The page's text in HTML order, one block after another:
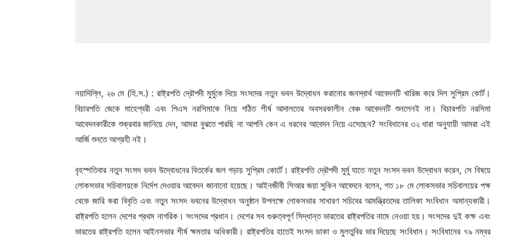
নয়াদিল্লি, ২৬ মে (হি.স.) : রাষ্ট্রপতি দ্রৌপদী মুর্মুকে দিয়ে সংসদের নতুন ভবন উদ্বোধন করানোর জনস্বার্থ আবেদনটি খারিজ করে দিল সুপ্রিম কোর্ট।
বিচারপতি জেকে মাহেশ্বরী এবং পিএস নরসিমাকে নিয়ে গঠিত শীর্ষ আদালতের অবসরকালীন বেঞ্চ আবেদনটি শুনলেনই না। বিচারপতি নরসিমা
আবেদনকারীকে শুক্রবার জানিয়ে দেন, আমরা বুঝতে পারছি না আপনি কেন এ ধরনের আবেদন নিয়ে এসেছেন? সংবিধানের ৩২ ধারা অনুযায়ী আমরা এই
আর্জি শুনতে আগ্রহী নই।
বৃহস্পতিবার নতুন সংসদ ভবন উদ্বোধনের বিতর্কের জল গড়ায় সুপ্রিম কোর্টে। রাষ্ট্রপতি দ্রৌপদী মুর্মু যাতে নতুন সংসদ ভবন উদ্বোধন করেন, সে বিষয়ে
লোকসভার সচিবালয়কে নির্দেশ দেওয়ার আবেদন জানানো হয়েছে। আইনজীবী সিআর জয়া সুকিন আবেদনে বলেন, গত ১৮ মে লোকসভার সচিবালয়ের পক্ষ
থেকে জারি করা বিবৃতি এবং নতুন সংসদ ভবনের উদ্বোধন অনুষ্ঠান উপলক্ষে লোকসভার সাধারণ সচিবের আমন্ত্রিতদের তালিকা সংবিধান অমান্যকারী।
রাষ্ট্রপতি হলেন দেশের প্রথম নাগরিক। সংসদের প্রধান। দেশের সব গুরুত্বপূর্ণ সিদ্ধান্ত ভারতের রাষ্ট্রপতির নামে নেওয়া হয়। সংসদের দুই কক্ষ এবং
ভারতের রাষ্ট্রপতি হলেন আইনসভার শীর্ষ ক্ষমতার অধিকারী। রাষ্ট্রপতির হাতেই সংসদ ডাকা ও মুলতুবির ভার দিয়েছে সংবিধান। সংবিধানের ৭৯ নম্বর